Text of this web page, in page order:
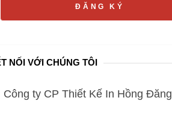
ĐĂNG KÝ
NỐI VỚI CHÚNG TÔI
Công ty CP Thiết Kế In Hồng Đăng